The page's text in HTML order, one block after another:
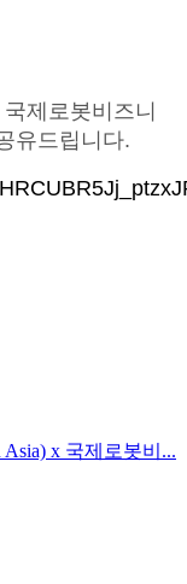
제로봇비즈니
유드립니다.
x 국제로봇비...